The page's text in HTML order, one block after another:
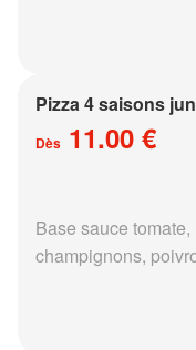
Pizza 4 saisons
Dès 11.00 €
Base sauce
champignons,